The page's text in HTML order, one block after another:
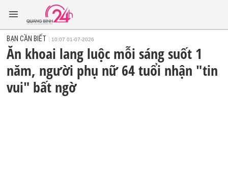
BẠN CẦN BIẾT 10:07 01-07-2026
Ăn khoai lang luộc mỗi sáng suốt 1
năm, người phụ nữ 64 tuổi nhận "tin
vui" bất ngờ